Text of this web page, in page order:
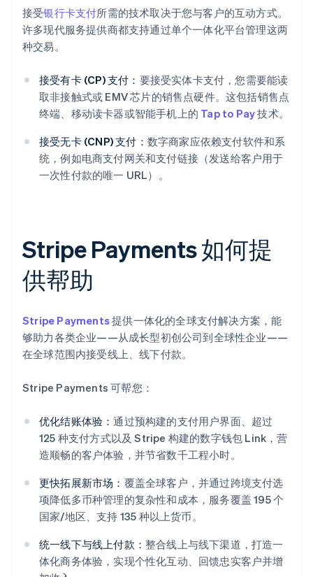
接受银行卡支付所需的技术取决于您与客户的互动方式。
许多现代服务提供商都支持通过单个一体化平台管理这两
种交易。
接受有卡 (CP) 支付： 要接受实体卡支付，您需要能读
取非接触式或 EMV 芯片的销售点硬件。这包括销售点
终端、移动读卡器或智能手机上的 Tap to Pay技术。
接受无卡 (CNP) 支付： 数字商家应依赖支付软件和系
统，例如电商支付网关和支付链接（发送给客户用于
一次性付款的唯一 URL）。
Stripe Payments 如何提
供帮助
Stripe Payments提供一体化的全球支付解决方案，能
够助力各类企业——从成长型初创公司到全球性企业——
在全球范围内接受线上、线下付款。
Stripe Payments 可帮您：
优化结账体验：通过预构建的支付用户界面、超过
125 种支付方式以及 Stripe 构建的数字钱包 Link，营
造顺畅的客户体验，并节省数千工程小时。
更快拓展新市场： 覆盖全球客户，并通过跨境支付选
项降低多币种管理的复杂性和成本，服务覆盖 195 个
国家/地区、支持 135 种以上货币。
统一线下与线上付款： 整合线上与线下渠道，打造一
体化商务体验，实现个性化互动、回馈忠实客户并增